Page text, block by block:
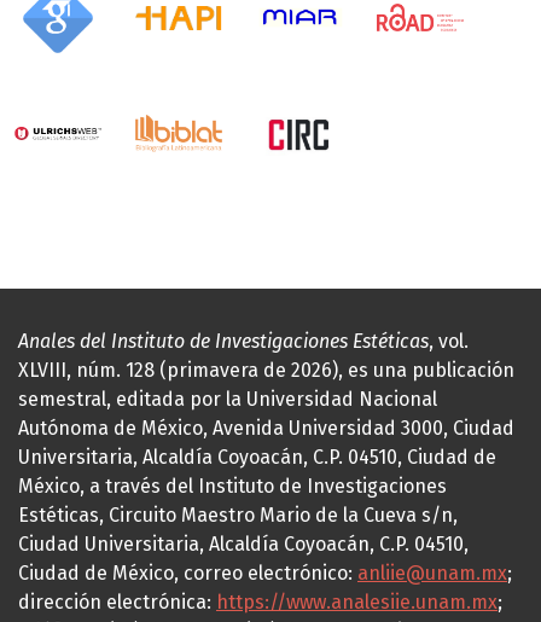
Anales del Instituto de Investigaciones Estéticas, vol.
XLVIII, núm. 128 (primavera de 2026), es una publicación
semestral, editada por la Universidad Nacional
Autónoma de México, Avenida Universidad 3000, Ciudad
Universitaria, Alcaldía Coyoacán, C.P. 04510, Ciudad de
México, a través del Instituto de Investigaciones
Estéticas, Circuito Maestro Mario de la Cueva s/n,
Ciudad Universitaria, Alcaldía Coyoacán, C.P. 04510,
Ciudad de México, correo electrónico: anliie@unam.mx;
dirección electrónica: https://www.analesiie.unam.mx;